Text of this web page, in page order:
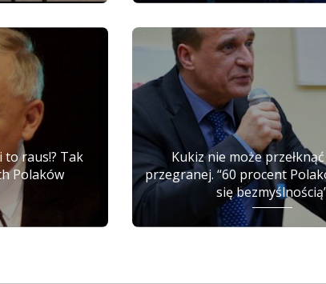
to raus!? Tak
Polaków
Kukiz nie może
przegranej. “60 procent
się